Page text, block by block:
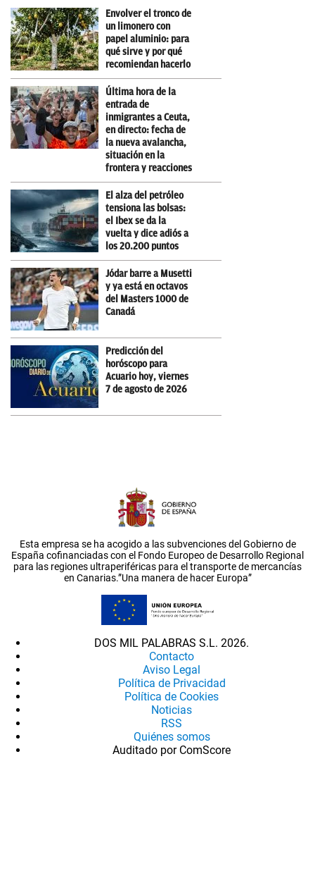
Envolver el tronco de
un limonero con
papel aluminio: para
qué sirve y por qué
recomiendan hacerlo
Última hora de la
entrada de
inmigrantes a Ceuta,
en directo: fecha de
la nueva avalancha,
situación en la
frontera y reacciones
El alza del petróleo
tensiona las bolsas:
el Ibex se da la
vuelta y dice adiós a
los 20.200 puntos
Jódar barre a Musetti
y ya está en octavos
del Masters 1000 de
Canadá
Predicción del
horóscopo para
Acuario hoy, viernes
7 de agosto de 2026
Esta empresa se ha acogido a las subvenciones del Gobierno de
España cofinanciadas con el Fondo Europeo de Desarrollo Regional
para las regiones ultraperiféricas para el transporte de mercancías
en Canarias.”Una manera de hacer Europa”
DOS MIL PALABRAS S.L. 2026.
Contacto
Aviso Legal
Política de Privacidad
Política de Cookies
Noticias
RSS
Quiénes somos
Auditado por ComScore